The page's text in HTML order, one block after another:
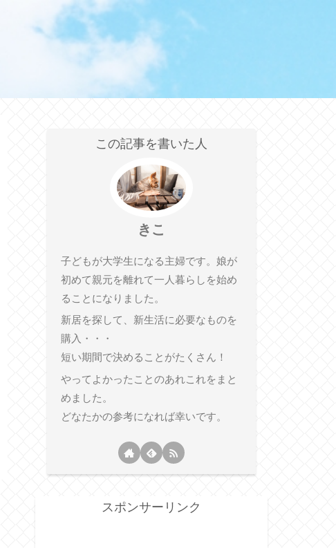
この記事を書いた人
きこ
子どもが大学生になる主婦です。娘が
初めて親元を離れて一人暮らしを始め
ることになりました。
新居を探して、新生活に必要なものを
購入・・・
短い期間で決めることがたくさん！
やってよかったことのあれこれをまと
めました。
どなたかの参考になれば幸いです。
スポンサーリンク